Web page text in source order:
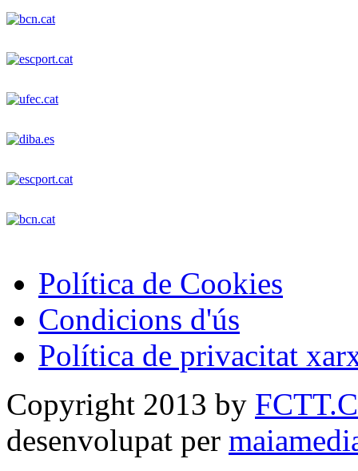
Política de Cookies
Condicions d'ús
Política de privacitat
Copyright 2013 by
desenvolupat per